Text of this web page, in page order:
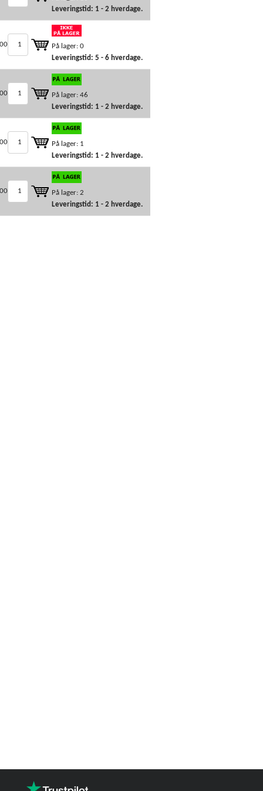
Leveringstid: 1 - 2 hverdage.
På lager: 0
Leveringstid: 5 - 6 hverdage.
På lager: 46
Leveringstid: 1 - 2 hverdage.
På lager: 1
Leveringstid: 1 - 2 hverdage.
På lager: 2
Leveringstid: 1 - 2 hverdage.